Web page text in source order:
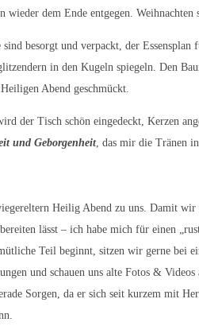
dem Ende entgegen.
besorgt und verpackt, der
in den Kugeln spiegeln. Den
Abend geschmückt.
der Tisch schön eingedeckt, Kerzen
und Geborgenheit , das mir die Tränen
Heilig Abend zu uns. Damit
lässt – ich habe mich für einen
Teil beginnt, sitzen wir gerne
und schauen uns alte Fotos &
Sorgen, da er sich seit kurzem mit